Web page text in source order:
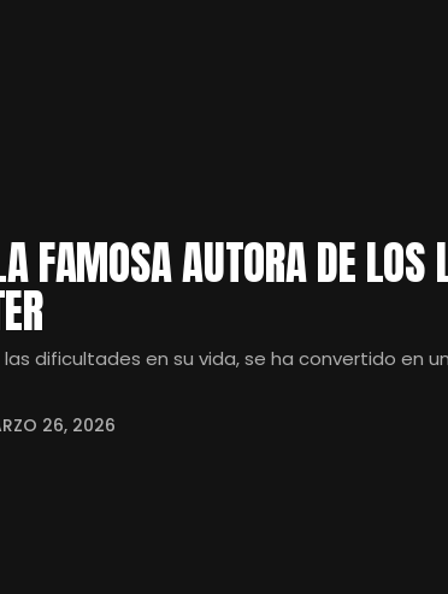
FAMOSA AUTORA DE LOS
dificultades en su vida, se ha convertido en
26, 2026